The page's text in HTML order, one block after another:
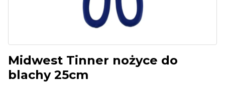
Midwest Tinner nożyce do
blachy 25cm